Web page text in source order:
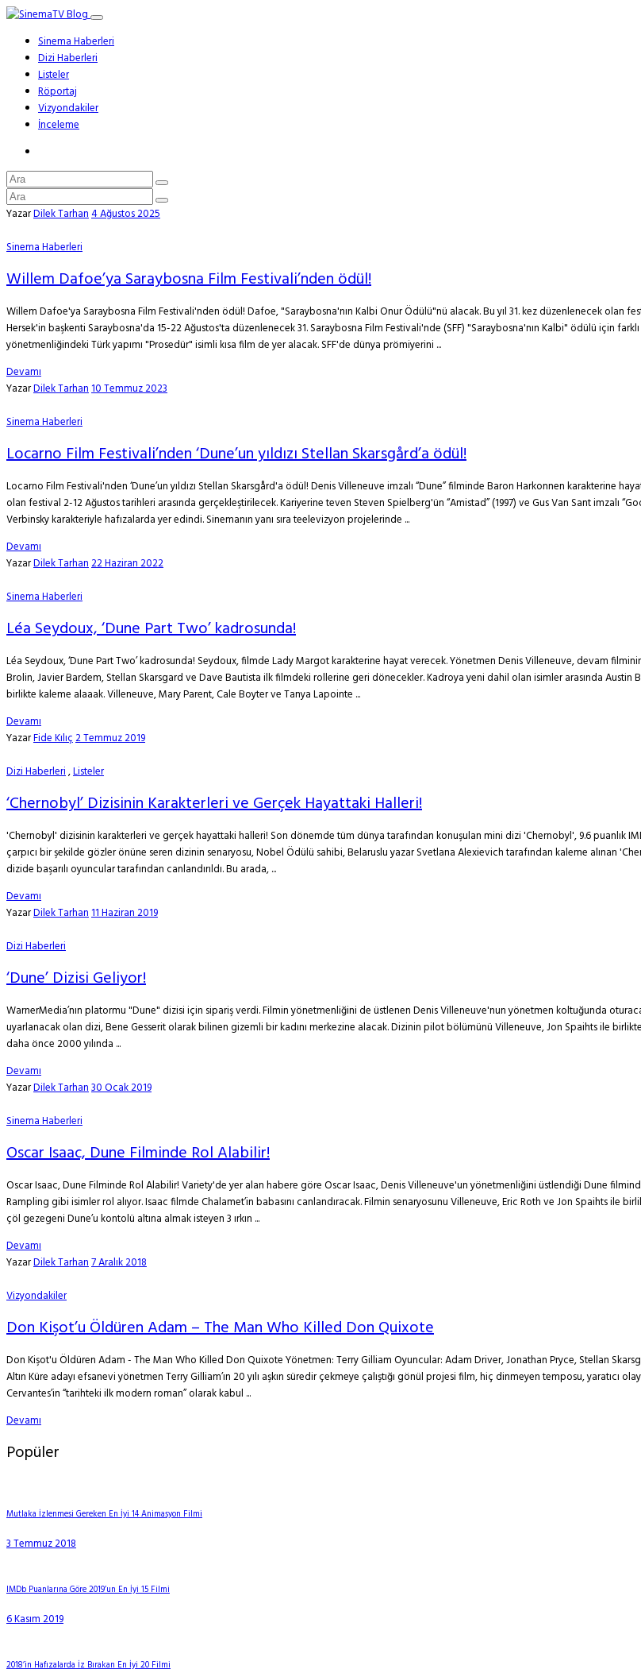
Sinema Haberleri
Dizi Haberleri
Listeler
Röportaj
Vizyondakiler
İnceleme
YazarDilek Tarhan4 Ağustos 2025
Sinema Haberleri
Willem Dafoe’ya Saraybosna Film Festivali’nden ödül!
Willem Dafoe'ya Saraybosna Film Festivali'nden ödül! Dafoe, "Saraybosna'nın Kalbi Onur Ödülü"nü alacak. Bu yıl 31. kez düzenlenecek olan
Hersek'in başkenti Saraybosna'da 15-22 Ağustos'ta düzenlenecek 31. Saraybosna Film Festivali'nde (SFF) "Saraybosna'nın Kalbi" ödülü için
yönetmenliğindeki Türk yapımı "Prosedür" isimli kısa film de yer alacak. SFF'de dünya prömiyerini ...
Devamı
YazarDilek Tarhan10 Temmuz 2023
Sinema Haberleri
Locarno Film Festivali’nden ‘Dune’un yıldızı Stellan Skarsgård’a ödül!
Locarno Film Festivali'nden ‘Dune’un yıldızı Stellan Skarsgård'a ödül! Denis Villeneuve imzalı “Dune” filminde Baron Harkonnen karakterine
olan festival 2-12 Ağustos tarihleri arasında gerçekleştirilecek. Kariyerine teven Steven Spielberg'ün “Amistad” (1997) ve Gus Van Sant imzalı
Verbinsky karakteriyle hafızalarda yer edindi. Sinemanın yanı sıra teelevizyon projelerinde ...
Devamı
YazarDilek Tarhan22 Haziran 2022
Sinema Haberleri
Léa Seydoux, ‘Dune Part Two’ kadrosunda!
Léa Seydoux, ‘Dune Part Two’ kadrosunda! Seydoux, filmde Lady Margot karakterine hayat verecek. Yönetmen Denis Villeneuve, devam
Brolin, Javier Bardem, Stellan Skarsgard ve Dave Bautista ilk filmdeki rollerine geri dönecekler. Kadroya yeni dahil olan isimler arasında Austin
birlikte kaleme alaaak. Villeneuve, Mary Parent, Cale Boyter ve Tanya Lapointe ...
Devamı
YazarFide Kılıç2 Temmuz 2019
Dizi Haberleri,Listeler
‘Chernobyl’ Dizisinin Karakterleri ve Gerçek Hayattaki Halleri!
'Chernobyl' dizisinin karakterleri ve gerçek hayattaki halleri! Son dönemde tüm dünya tarafından konuşulan mini dizi 'Chernobyl', 9.6 puanlık
çarpıcı bir şekilde gözler önüne seren dizinin senaryosu, Nobel Ödülü sahibi, Belaruslu yazar Svetlana Alexievich tarafından kaleme alınan
dizide başarılı oyuncular tarafından canlandırıldı. Bu arada, ...
Devamı
YazarDilek Tarhan11 Haziran 2019
Dizi Haberleri
‘Dune’ Dizisi Geliyor!
WarnerMedia’nın platormu "Dune" dizisi için sipariş verdi. Filmin yönetmenliğini de üstlenen Denis Villeneuve'nun yönetmen koltuğunda
uyarlanacak olan dizi, Bene Gesserit olarak bilinen gizemli bir kadını merkezine alacak. Dizinin pilot bölümünü Villeneuve, Jon Spaihts ile
daha önce 2000 yılında ...
Devamı
YazarDilek Tarhan30 Ocak 2019
Sinema Haberleri
Oscar Isaac, Dune Filminde Rol Alabilir!
Oscar Isaac, Dune Filminde Rol Alabilir! Variety'de yer alan habere göre Oscar Isaac, Denis Villeneuve'un yönetmenliğini üstlendiği Dune
Rampling gibi isimler rol alıyor. Isaac filmde Chalamet’in babasını canlandıracak. Filmin senaryosunu Villeneuve, Eric Roth ve Jon Spaihts ile
çöl gezegeni Dune’u kontolü altına almak isteyen 3 ırkın ...
Devamı
YazarDilek Tarhan7 Aralık 2018
Vizyondakiler
Don Kişot’u Öldüren Adam – The Man Who Killed Don Quixote
Don Kişot'u Öldüren Adam - The Man Who Killed Don Quixote Yönetmen: Terry Gilliam Oyuncular: Adam Driver, Jonathan Pryce, Stellan
Altın Küre adayı efsanevi yönetmen Terry Gilliam’ın 20 yılı aşkın süredir çekmeye çalıştığı gönül projesi film, hiç dinmeyen temposu, yaratıcı
Cervantes’in “tarihteki ilk modern roman” olarak kabul ...
Devamı
Popüler
Mutlaka İzlenmesi Gereken En İyi 14 Animasyon Filmi
3 Temmuz 2018
IMDb Puanlarına Göre 2019’un En İyi 15 Filmi
6 Kasım 2019
2018’in Hafızalarda İz Bırakan En İyi 20 Filmi